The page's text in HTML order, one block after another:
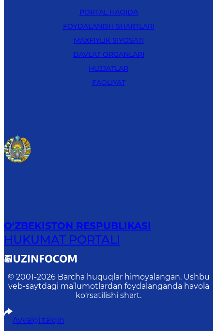
PORTAL HAQIDA
FOYDALANISH SHARTLARI
MAXFIYLIK SIYOSATI
DAVLAT ORGANLARI
HUJJATLAR
FAOLIYAT
O‘ZBEKISTON RESPUBLIKASI
HUKUMAT PORTALI
© 2001-2026 Barcha huquqlar himoyalangan. Ushbu
veb-saytdagi ma’lumotlardan foydalanganda havola
ko‘rsatilishi shart.
Avvalgi talqin